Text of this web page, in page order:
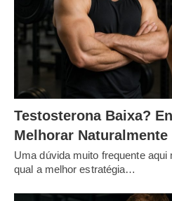
Testosterona Baixa?
Melhorar Naturalmente
Uma dúvida muito frequente aqui
qual a melhor estratégia…